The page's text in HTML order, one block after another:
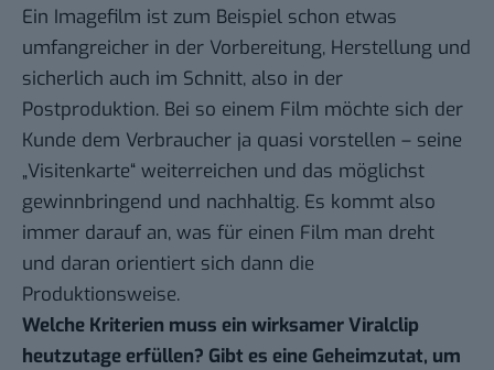
Ein Imagefilm ist zum Beispiel schon etwas
umfangreicher in der Vorbereitung, Herstellung und
sicherlich auch im Schnitt, also in der
Postproduktion. Bei so einem Film möchte sich der
Kunde dem Verbraucher ja quasi vorstellen – seine
„Visitenkarte“ weiterreichen und das möglichst
gewinnbringend und nachhaltig. Es kommt also
immer darauf an, was für einen Film man dreht
und daran orientiert sich dann die
Produktionsweise.
Welche Kriterien muss ein wirksamer Viralclip
heutzutage erfüllen? Gibt es eine Geheimzutat, um